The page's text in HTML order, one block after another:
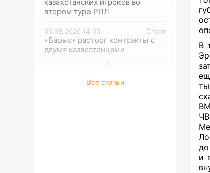
втором туре РПЛ
05.08.2026 14:00 Спорт
«Барыс» расторг контракты с
двумя казахстанцами
Все статьи
В
и